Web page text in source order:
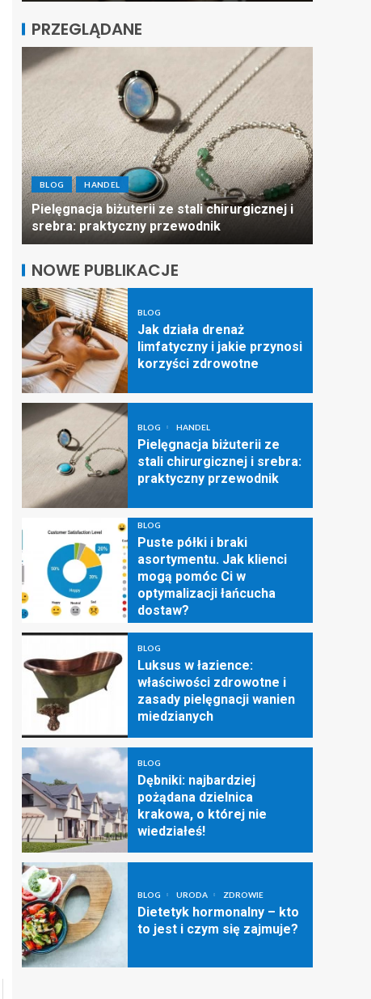
PRZEGLĄDANE
BLOG HANDEL
Pielęgnacja biżuterii ze stali chirurgicznej i
srebra: praktyczny przewodnik
NOWE PUBLIKACJE
BLOG
Jak działa drenaż
limfatyczny i jakie przynosi
korzyści zdrowotne
BLOG HANDEL
Pielęgnacja biżuterii ze
stali chirurgicznej i srebra:
praktyczny przewodnik
BLOG
Puste półki i braki
asortymentu. Jak klienci
mogą pomóc Ci w
optymalizacji łańcucha
dostaw?
BLOG
Luksus w łazience:
właściwości zdrowotne i
zasady pielęgnacji wanien
miedzianych
BLOG
Dębniki: najbardziej
pożądana dzielnica
krakowa, o której nie
wiedziałeś!
BLOG URODA ZDROWIE
Dietetyk hormonalny – kto
to jest i czym się zajmuje?